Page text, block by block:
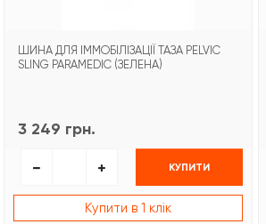
ШИНА ДЛЯ ІММОБІЛІЗАЦІЇ ТАЗА PELVIC
SLING PARAMEDIC (ЗЕЛЕНА)
3 249 грн.
КУПИТИ
Купити в 1 клік